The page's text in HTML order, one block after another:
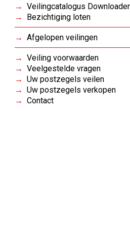
Veilingcatalogus
Bezichtiging loten
Afgelopen veilingen
Veiling voorwaarden
Veelgestelde vragen
Uw postzegels veilen
Uw postzegels verkopen
Contact